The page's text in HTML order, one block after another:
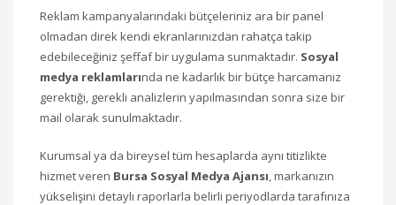
Reklam kampanyalarındaki bütçeleriniz ara bir panel
olmadan direk kendi ekranlarınızdan rahatça takip
edebileceğiniz şeffaf bir uygulama sunmaktadır. Sosyal
medya reklamlarında ne kadarlık bir bütçe harcamanız
gerektiği, gerekli analizlerin yapılmasından sonra size bir
mail olarak sunulmaktadır.
Kurumsal ya da bireysel tüm hesaplarda aynı titizlikte
hizmet veren Bursa Sosyal Medya Ajansı‎, markanızın
yükselişini detaylı raporlarla belirli periyodlarda tarafınıza